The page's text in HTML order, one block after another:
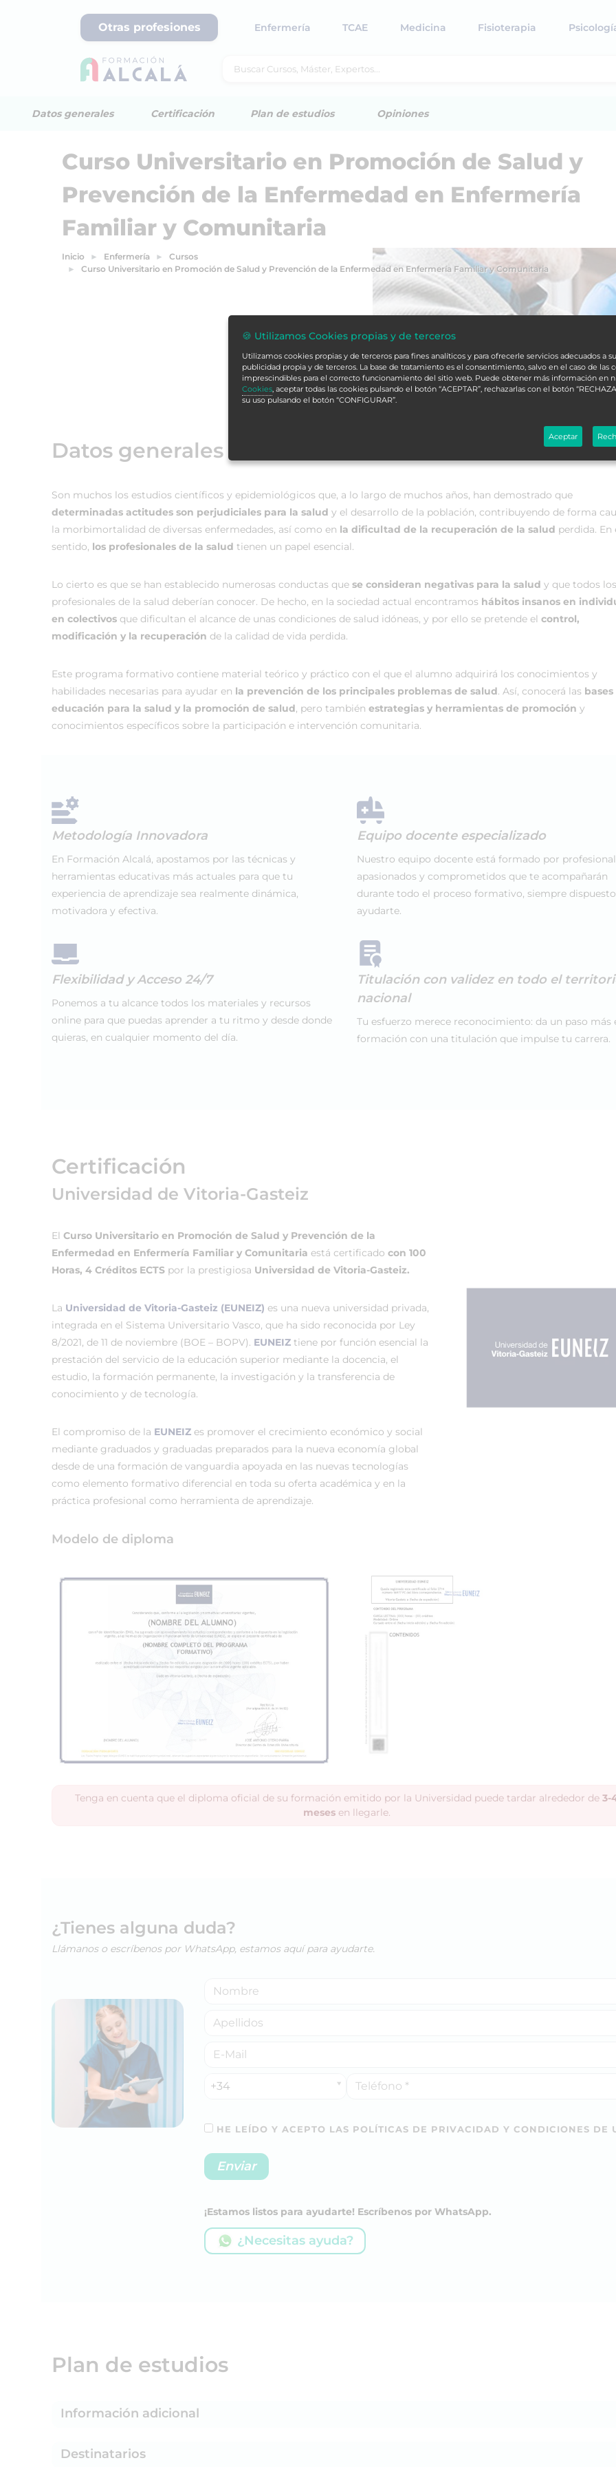
Otras profesiones Enfermería TCAE Medicina Fisioterapia
Datos generales Certificación Plan de estudios Opiniones
Curso Universitario en Promoción de Salud y
Prevención de la Enfermedad en Enfermería
Familiar y Comunitaria
Inicio Enfermería
Cursos
Curso Universitario en Promoción de Salud y Prevención de la Enfermedad en Enfermería Familiar y Comunitaria
Datos generales
Son muchos los estudios científicos y epidemiológicos que, a lo largo de muchos años, han demostrado que
determinadas actitudes son perjudiciales para la salud y el desarrollo de la población, contribuyendo de forma
la morbimortalidad de diversas enfermedades, así como en la dificultad de la recuperación de la salud perdida. En
sentido, los profesionales de la salud tienen un papel esencial.
Lo cierto es que se han establecido numerosas conductas que se consideran negativas para la salud y que todos los
profesionales de la salud deberían conocer. De hecho, en la sociedad actual encontramos hábitos insanos en
en colectivos que dificultan el alcance de unas condiciones de salud idóneas, y por ello se pretende el control,
modificación y la recuperación de la calidad de vida perdida.
Este programa formativo contiene material teórico y práctico con el que el alumno adquirirá los conocimientos y
habilidades necesarias para ayudar en la prevención de los principales problemas de salud. Así, conocerá las
educación para la salud y la promoción de salud, pero también estrategias y herramientas de promoción y
conocimientos específicos sobre la participación e intervención comunitaria.
Metodología Innovadora
En Formación Alcalá, apostamos por las técnicas y
herramientas educativas más actuales para que tu
experiencia de aprendizaje sea realmente dinámica,
motivadora y efectiva.
Flexibilidad y Acceso 24/7
Ponemos a tu alcance todos los materiales y recursos
online para que puedas aprender a tu ritmo y desde donde
quieras, en cualquier momento del día.
Equipo docente especializado
Nuestro equipo docente está formado por
apasionados y comprometidos que te acompañarán
durante todo el proceso formativo, siempre
ayudarte.
Titulación con validez en todo el
nacional
Tu esfuerzo merece reconocimiento: da un paso más
formación con una titulación que impulse tu carrera.
Certificación
Universidad de Vitoria-Gasteiz
El Curso Universitario en Promoción de Salud y Prevención de la
Enfermedad en Enfermería Familiar y Comunitaria está certificado con 100
Horas, 4 Créditos ECTS por la prestigiosa Universidad de Vitoria-Gasteiz.
La Universidad de Vitoria-Gasteiz (EUNEIZ) es una nueva universidad privada,
integrada en el Sistema Universitario Vasco, que ha sido reconocida por Ley
8/2021, de 11 de noviembre (BOE – BOPV). EUNEIZ tiene por función esencial la
prestación del servicio de la educación superior mediante la docencia, el
estudio, la formación permanente, la investigación y la transferencia de
conocimiento y de tecnología.
El compromiso de la EUNEIZ es promover el crecimiento económico y social
mediante graduados y graduadas preparados para la nueva economía global
desde de una formación de vanguardia apoyada en las nuevas tecnologías
como elemento formativo diferencial en toda su oferta académica y en la
práctica profesional como herramienta de aprendizaje.
Modelo de diploma
Tenga en cuenta que el diploma oficial de su formación emitido por la Universidad puede tardar alrededor de 3-
mesesen llegarle.
¿Tienes alguna duda?
Llámanos o escríbenos por WhatsApp, estamos aquí para ayudarte.
+34
HE LEÍDO Y ACEPTO LAS POLÍTICAS DE PRIVACIDAD Y CONDICIONES DE
¡Estamos listos para ayudarte! Escríbenos por WhatsApp.
¿Necesitas ayuda?
Plan de estudios
Información adicional
Destinatarios
🍪 Utilizamos Cookies propias y de terceros
Utilizamos cookies propias y de terceros para fines analíticos y para ofrecerle servicios adecuados a
publicidad propia y de terceros. La base de tratamiento es el consentimiento, salvo en el caso de las
imprescindibles para el correcto funcionamiento del sitio web. Puede obtener más información en
Cookies, aceptar todas las cookies pulsando el botón “ACEPTAR”, rechazarlas con el botón
su uso pulsando el botón “CONFIGURAR”.
Aceptar